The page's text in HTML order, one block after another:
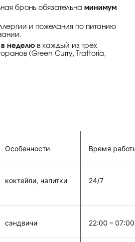
бронь обязательна минимум
и пожелания по питанию
в неделю в каждый из трёх
(Green Curry, Trattoria,
Особенности Время
коктейли, напитки 24/7
сэндвичи 22:00 – 07:00